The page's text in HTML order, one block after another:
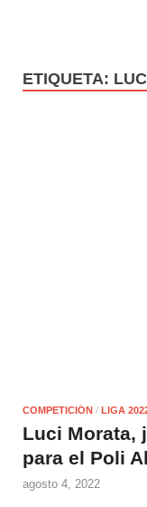
ETIQUETA:
COMPETICIÓN / LIGA
Luci Morata,
para el Poli
agosto 4, 2022